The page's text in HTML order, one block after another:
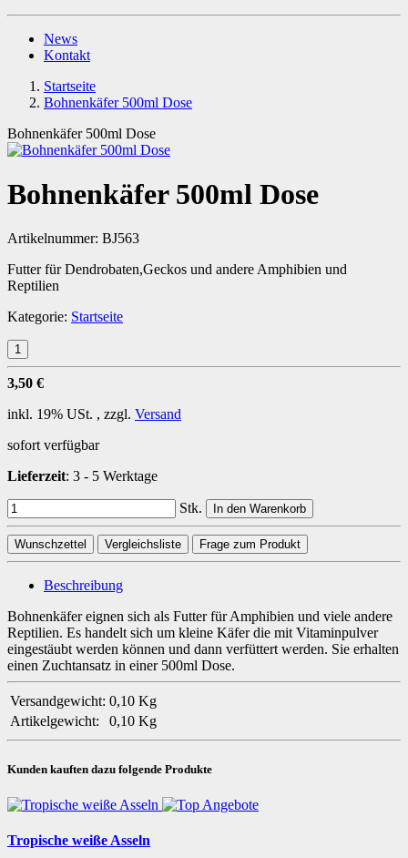
News
Kontakt
Startseite
Bohnenkäfer 500ml Dose
Bohnenkäfer 500ml Dose
Bohnenkäfer 500ml Dose
Artikelnummer: BJ563
Futter für Dendrobaten,Geckos und andere Amphibien und
Reptilien
Kategorie: Startseite
3,50 €
inkl. 19% USt. , zzgl. Versand
sofort verfügbar
Lieferzeit: 3 - 5 Werktage
Stk. In den Warenkorb
Wunschzettel Vergleichsliste Frage zum Produkt
Beschreibung
Bohnenkäfer eignen sich als Futter für Amphibien und viele andere
Reptilien. Es handelt sich um kleine Käfer die mit Vitaminpulver
eingestäubt werden können und dann verfüttert werden. Sie erhalten
einen Zuchtansatz in einer 500ml Dose.
Versandgewicht: 0,10 Kg
Artikelgewicht:
0,10 Kg
Kunden kauften dazu folgende Produkte
Tropische weiße Asseln